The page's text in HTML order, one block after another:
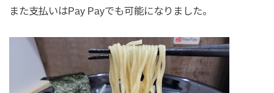
また支払いはPay Payでも可能になりました。